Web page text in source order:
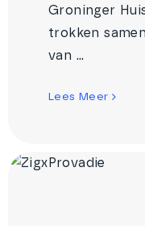
Groninger
trokken
van ...
Lees Meer